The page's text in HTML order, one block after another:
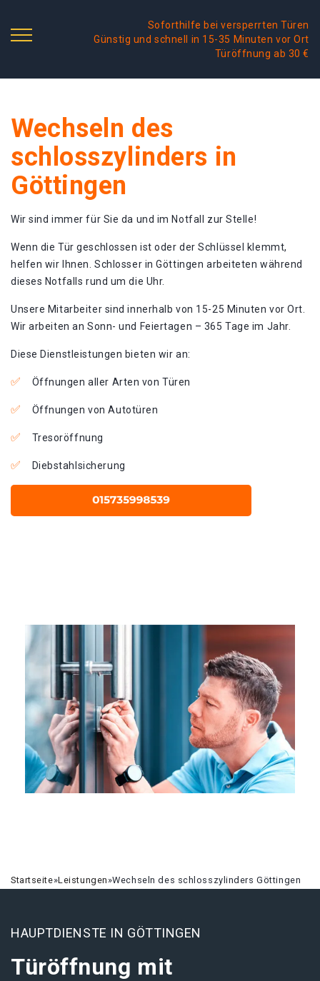
Soforthilfe bei versperrten Türen
Günstig und schnell in 15-35 Minuten vor Ort
Türöffnung ab 30 €
Wechseln des
schlosszylinders in
Göttingen
Wir sind immer für Sie da und im Notfall zur Stelle!
Wenn die Tür geschlossen ist oder der Schlüssel klemmt,
helfen wir Ihnen. Schlosser in Göttingen arbeiteten während
dieses Notfalls rund um die Uhr.
Unsere Mitarbeiter sind innerhalb von 15-25 Minuten vor Ort.
Wir arbeiten an Sonn- und Feiertagen – 365 Tage im Jahr.
Diese Dienstleistungen bieten wir an:
Öffnungen aller Arten von Türen
Öffnungen von Autotüren
Tresoröffnung
Diebstahlsicherung
Startseite»Leistungen»Wechseln des schlosszylinders Göttingen
HAUPTDIENSTE IN GÖTTINGEN
Türöffnung mit